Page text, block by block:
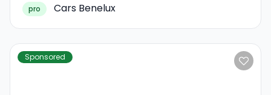
pro Cars Benelux
Sponsored